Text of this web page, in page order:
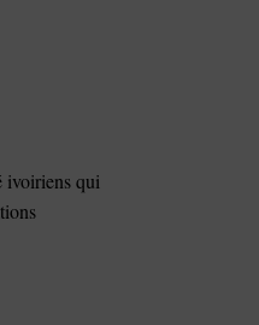
ivoiriens qui